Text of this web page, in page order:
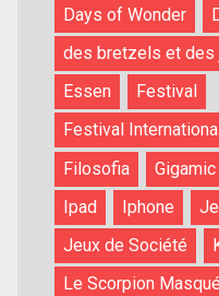
Days of Wonder
des bretzels et des
Essen
Festival
Festival
Filosofia
Gigamic
Ipad
Iphone
Jeux de Société
Le Scorpion Masqué